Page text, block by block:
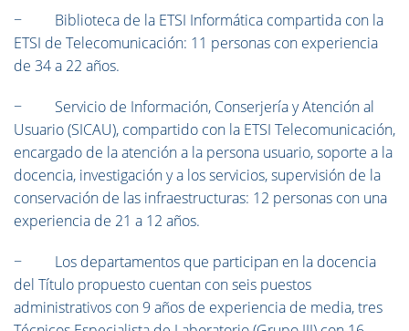
− Biblioteca de la ETSI Informática compartida con la
ETSI de Telecomunicación: 11 personas con experiencia
de 34 a 22 años.
− Servicio de Información, Conserjería y Atención al
Usuario (SICAU), compartido con la ETSI Telecomunicación,
encargado de la atención a la persona usuario, soporte a la
docencia, investigación y a los servicios, supervisión de la
conservación de las infraestructuras: 12 personas con una
experiencia de 21 a 12 años.
− Los departamentos que participan en la docencia
del Título propuesto cuentan con seis puestos
administrativos con 9 años de experiencia de media, tres